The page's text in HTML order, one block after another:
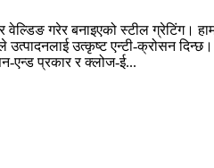
वेल्डिङ गरेर बनाइएको स्टील ग्रेटिंग।
उत्कृष्ट एन्टी-क्रोसन
एन्ड प्रकार र क्लोज-ई...